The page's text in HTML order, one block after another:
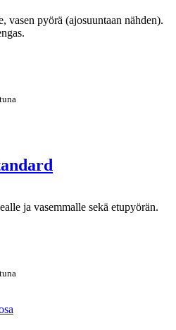
pyörä (ajosuuntaan nähden).
ja vasemmalle sekä etupyörän.